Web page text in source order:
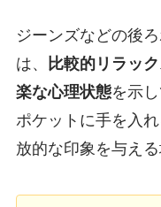
ジーンズなどの後
は、
比較的リラッ
楽な心理状態を示
ポケットに手を入
放的な印象を与える